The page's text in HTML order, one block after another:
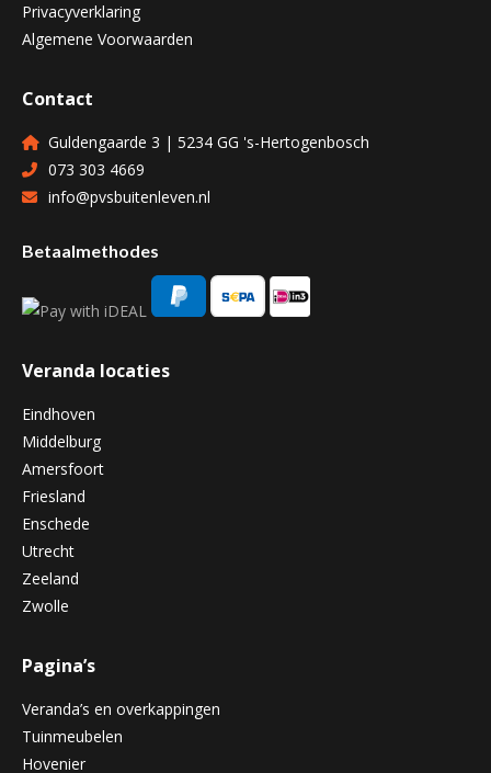
Privacyverklaring
Algemene Voorwaarden
Contact
Guldengaarde 3 | 5234 GG 's-Hertogenbosch
073 303 4669
info@pvsbuitenleven.nl
Betaalmethodes
Veranda locaties
Eindhoven
Middelburg
Amersfoort
Friesland
Enschede
Utrecht
Zeeland
Zwolle
Pagina’s
Veranda’s en overkappingen
Tuinmeubelen
Hovenier